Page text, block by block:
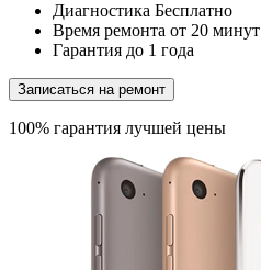
Диагностика Бесплатно
Время ремонта от 20 минут
Гарантия до 1 года
Записаться на ремонт
100% гарантия лучшей цены